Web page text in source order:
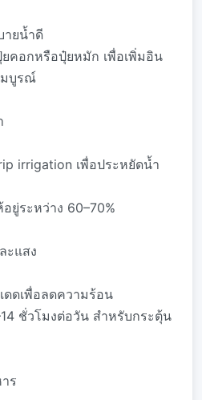
ายน้ำดี
คอกหรือปุ๋ยหมัก เพื่อเพิ่มอิน
มบูรณ์
irrigation เพื่อประหยัดน้ำ
ยู่ระหว่าง 60–70%
ะแสง
ดดเพื่อลดความร้อน
ชั่วโมงต่อวัน สำหรับกระตุ้น
ร